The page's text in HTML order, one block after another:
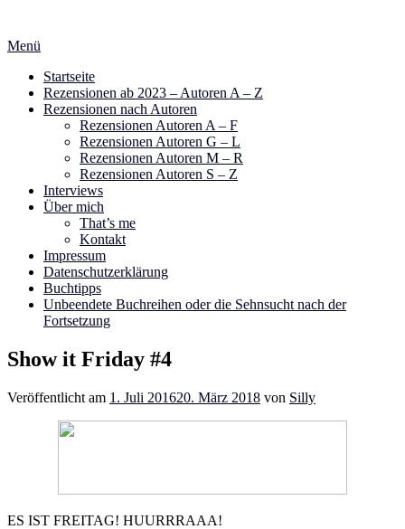
springen
Menü
Startseite
Rezensionen ab 2023 – Autoren A – Z
Rezensionen nach Autoren
Rezensionen Autoren A – F
Rezensionen Autoren G – L
Rezensionen Autoren M – R
Rezensionen Autoren S – Z
Interviews
Über mich
That’s me
Kontakt
Impressum
Datenschutzerklärung
Buchtipps
Unbeendete Buchreihen oder die Sehnsucht nach der
Fortsetzung
Show it Friday #4
Veröffentlicht am 1. Juli 201620. März 2018 von Silly
ES IST FREITAG! HUURRRAAA!